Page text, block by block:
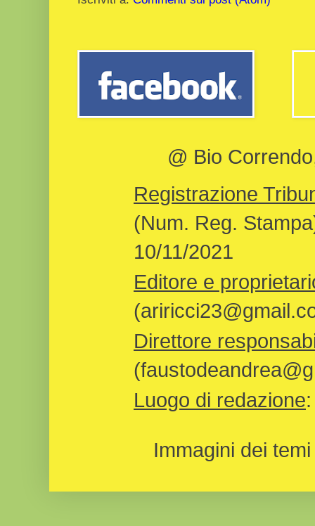
@ Bio
Registrazione
(Num. Reg.
10/11/2021
Editore e
Direttore
Luogo di redazione
Immagini dei